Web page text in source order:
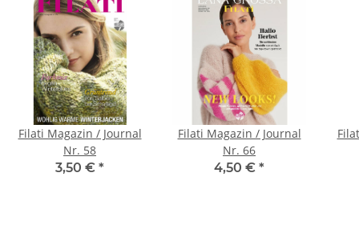
Filati Magazin / Journal
Nr. 58
3,50 € *
Filati Magazin / Journal
Nr. 66
4,50 € *